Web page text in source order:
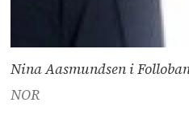
Nina Aasmundsen i
NOR